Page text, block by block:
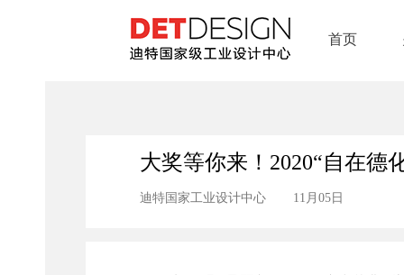
首页
大奖等你来！2020“自在德
迪特国家工业设计中心 11月05日